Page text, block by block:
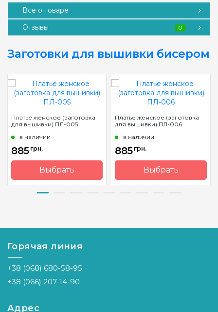
Все о товаре
Отзывы
0
Заготовки для вышивки бисером
Платье женское (заготовка
для вышивки) ПЛ-005
в наличии
885 грн.
Выбрать
Бренд
Барвиста
Платье женское (заготовка
для вышивки) ПЛ-006
в наличии
885 грн.
Выбрать
Бренд
Барвиста
Горячая линия
+38 (068) 680-58-95
+38 (066) 207-14-90
Адрес